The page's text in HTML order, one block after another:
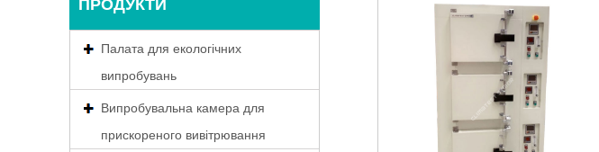
ПРОДУКТИ
Палата для екологічних
випробувань
Випробувальна камера для
прискореного вивітрювання